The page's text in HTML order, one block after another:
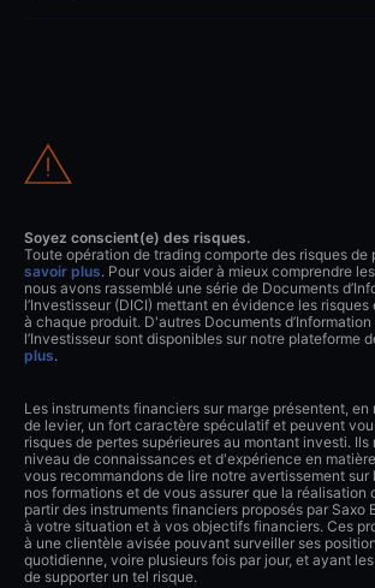
Soyez conscient(e) des risques.
Toute opération de trading comporte des risques de
savoir plus. Pour vous aider à mieux comprendre
nous avons rassemblé une série de Documents
l’Investisseur (DICI) mettant en évidence les
à chaque produit. D'autres Documents
l’Investisseur sont disponibles sur notre plateforme
plus.
Les instruments financiers sur marge présentent,
de levier, un fort caractère spéculatif et peuvent
risques de pertes supérieures au montant investi.
niveau de connaissances et d'expérience en
vous recommandons de lire notre avertissement sur
nos formations et de vous assurer que la réalisation
partir des instruments financiers proposés par Saxo
à votre situation et à vos objectifs financiers. Ces
à une clientèle avisée pouvant surveiller ses
quotidienne, voire plusieurs fois par jour, et ayant
de supporter un tel risque.